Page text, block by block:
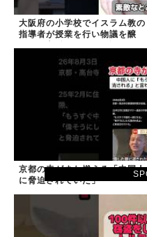
大阪府の小学校でイスラム教の
指導者が授業を行い物議を醸
京都の寺がまた燃える「中国人
に脅迫されていた」